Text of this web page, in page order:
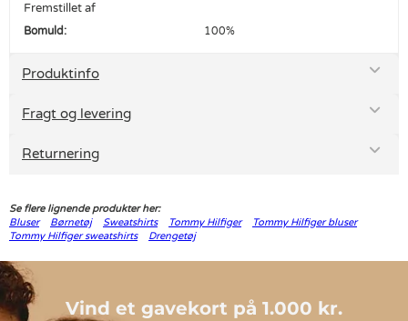
Fremstillet af
Bomuld: 100%
Produktinfo
Fragt og levering
Returnering
Se flere lignende produkter her:
Bluser
Børnetøj Sweatshirts Tommy Hilfiger
Tommy Hilfiger bluser
Tommy Hilfiger sweatshirts
Drengetøj
Vind et gavekort på 1.000 kr.